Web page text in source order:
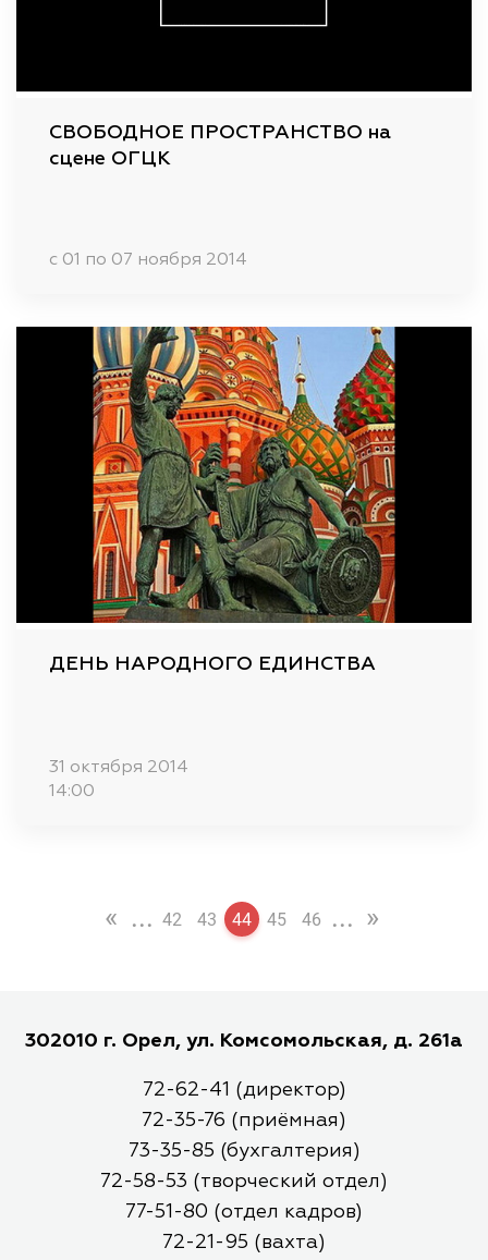
СВОБОДНОЕ ПРОСТРАНСТВО на
сцене ОГЦК
c 01 по 07 ноября 2014
ДЕНЬ НАРОДНОГО ЕДИНСТВА
31 октября 2014
14:00
« ... 42 43 44 45 46 ... »
302010 г. Орел, ул. Комсомольская, д. 261а
72-62-41 (директор)
72-35-76 (приёмная)
73-35-85 (бухгалтерия)
72-58-53 (творческий отдел)
77-51-80 (отдел кадров)
72-21-95 (вахта)